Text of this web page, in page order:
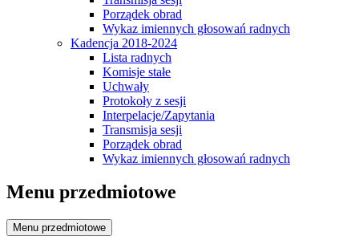
Porządek obrad
Wykaz imiennych głosowań radnych
Kadencja 2018-2024
Lista radnych
Komisje stałe
Uchwały
Protokoły z sesji
Interpelacje/Zapytania
Transmisja sesji
Porządek obrad
Wykaz imiennych głosowań radnych
Menu przedmiotowe
Menu przedmiotowe